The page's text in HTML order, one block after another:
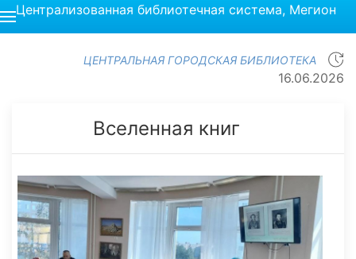
Централизованная библиотечная система, Мегион
ЦЕНТРАЛЬНАЯ ГОРОДСКАЯ БИБЛИОТЕКА
16.06.2026
Вселенная книг